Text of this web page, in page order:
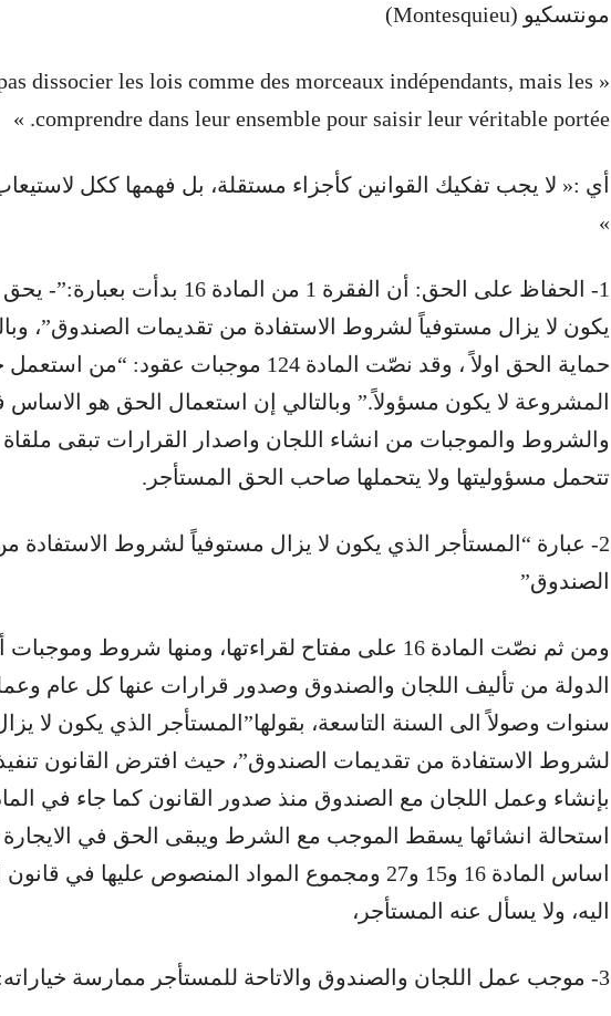
مونتسكيو (Montesquieu)
pas dissocier les lois comme des morceaux indépendants, mais les
comprendre dans leur ensemble pour saisir leur véritable portée. »
أي :« لا يجب تفكيك القوانين كأجزاء مستقلة، بل فهمها ككل
»
1- الحفاظ على الحق: أن الفقرة 1 من المادة
يكون لا يزال مستوفياً لشروط الاستفادة من تقديمات الصندوق”،
حماية الحق اولاً ، وقد نصّت المادة 124 موجبات
المشروعة لا يكون مسؤولاً.” وبالتالي إن استعمال الحق هو الاساس
والشروط والموجبات من انشاء اللجان واصدار القرارات تبقى
تتحمل مسؤوليتها ولا يتحملها صاحب الحق المستأجر.
2- عبارة “المستأجر الذي يكون لا يزال مستوفياً لشروط الاستفادة
الصندوق”
ومن ثم نصّت المادة 16 على مفتاح لقراءتها، ومنها شروط
سنوات وصولاً الى السنة التاسعة، بقولها”المستأجر الذي يكون لا
لشروط الاستفادة من تقديمات الصندوق”، حيث افترض القانون
استحالة انشائها يسقط الموجب مع الشرط ويبقى الحق في الايجارة
اساس المادة 16 و15 و27 ومجموع المواد المنصوص عليها في
اليه، ولا يسأل عنه المستأجر،
3- موجب عمل اللجان والصندوق والاتاحة للمستأجر ممارسة خياراته: